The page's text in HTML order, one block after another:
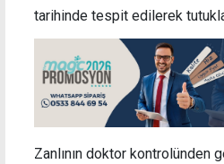
tarihinde tespit edilerek
Zanlının doktor kontrolünden